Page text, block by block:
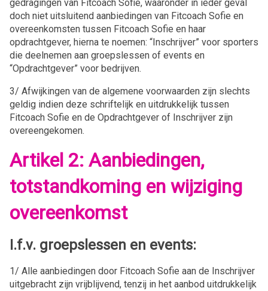
gedragingen van Fitcoach Sofie, waaronder in ieder geval
doch niet uitsluitend aanbiedingen van Fitcoach Sofie en
overeenkomsten tussen Fitcoach Sofie en haar
opdrachtgever, hierna te noemen: “Inschrijver” voor sporters
die deelnemen aan groepslessen of events en
“Opdrachtgever” voor bedrijven.
3/ Afwijkingen van de algemene voorwaarden zijn slechts
geldig indien deze schriftelijk en uitdrukkelijk tussen
Fitcoach Sofie en de Opdrachtgever of Inschrijver zijn
overeengekomen.
Artikel 2: Aanbiedingen,
totstandkoming en wijziging
overeenkomst
I.f.v. groepslessen en events:
1/ Alle aanbiedingen door Fitcoach Sofie aan de Inschrijver
uitgebracht zijn vrijblijvend, tenzij in het aanbod uitdrukkelijk